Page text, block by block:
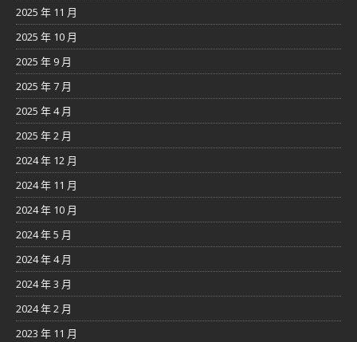
2025 年 11 月
2025 年 10 月
2025 年 9 月
2025 年 7 月
2025 年 4 月
2025 年 2 月
2024 年 12 月
2024 年 11 月
2024 年 10 月
2024 年 5 月
2024 年 4 月
2024 年 3 月
2024 年 2 月
2023 年 11 月